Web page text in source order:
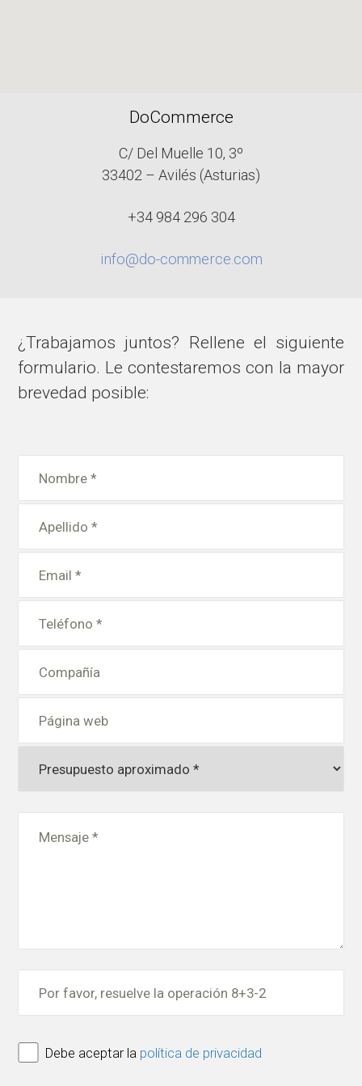
DoCommerce
C/ Del Muelle 10, 3º
33402 – Avilés (Asturias)
+34 984 296 304
info@do-commerce.com
¿Trabajamos juntos? Rellene el siguiente
formulario. Le contestaremos con la mayor
brevedad posible:
Debe aceptar la política de privacidad